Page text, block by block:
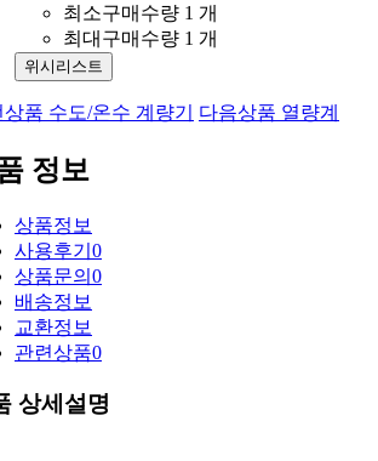
최소구매수량 1 개
최대구매수량 1 개
위시리스트
상품 수도/온수 계량기 다음상품 열량계
정보
상품정보
사용후기 0
상품문의 0
배송정보
교환정보
관련상품0
상세설명